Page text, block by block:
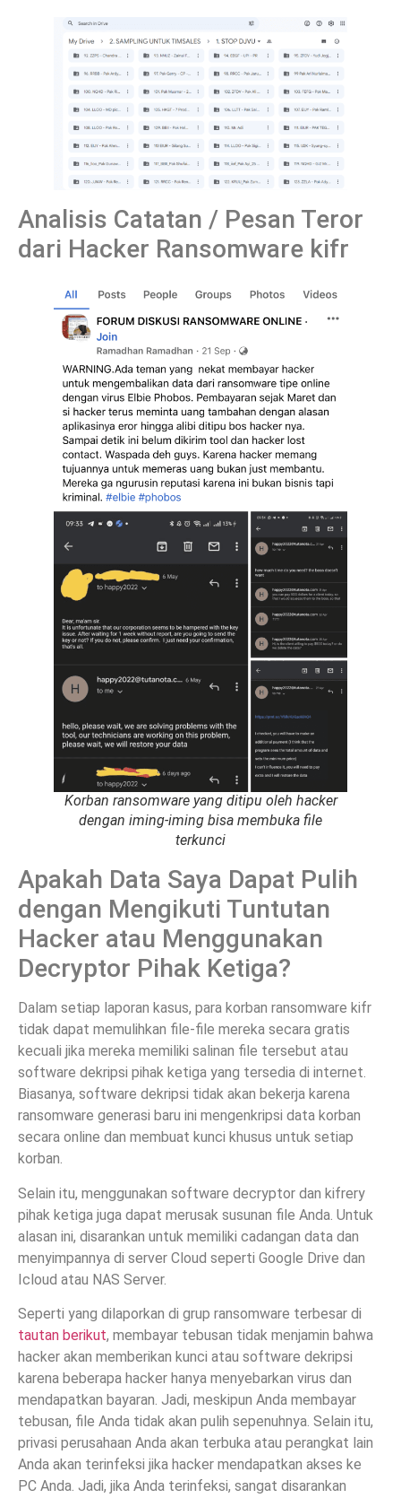
Analisis Catatan / Pesan Teror
dari Hacker Ransomware kifr
Korban ransomware yang ditipu oleh hacker
dengan iming-iming bisa membuka file
terkunci
Apakah Data Saya Dapat Pulih
dengan Mengikuti Tuntutan
Hacker atau Menggunakan
Decryptor Pihak Ketiga?
Dalam setiap laporan kasus, para korban ransomware kifr
tidak dapat memulihkan file-file mereka secara gratis
kecuali jika mereka memiliki salinan file tersebut atau
software dekripsi pihak ketiga yang tersedia di internet.
Biasanya, software dekripsi tidak akan bekerja karena
ransomware generasi baru ini mengenkripsi data korban
secara online dan membuat kunci khusus untuk setiap
korban.
Selain itu, menggunakan software decryptor dan kifrery
pihak ketiga juga dapat merusak susunan file Anda. Untuk
alasan ini, disarankan untuk memiliki cadangan data dan
menyimpannya di server Cloud seperti Google Drive dan
Icloud atau NAS Server.
Seperti yang dilaporkan di grup ransomware terbesar di
tautan berikut, membayar tebusan tidak menjamin bahwa
hacker akan memberikan kunci atau software dekripsi
karena beberapa hacker hanya menyebarkan virus dan
mendapatkan bayaran. Jadi, meskipun Anda membayar
tebusan, file Anda tidak akan pulih sepenuhnya. Selain itu,
privasi perusahaan Anda akan terbuka atau perangkat lain
Anda akan terinfeksi jika hacker mendapatkan akses ke
PC Anda. Jadi, jika Anda terinfeksi, sangat disarankan